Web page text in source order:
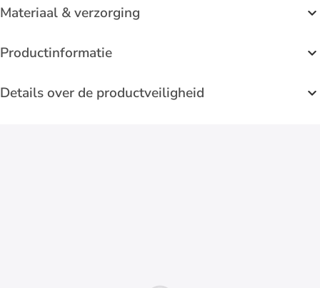
Materiaal & verzorging
Productinformatie
Details over de productveiligheid